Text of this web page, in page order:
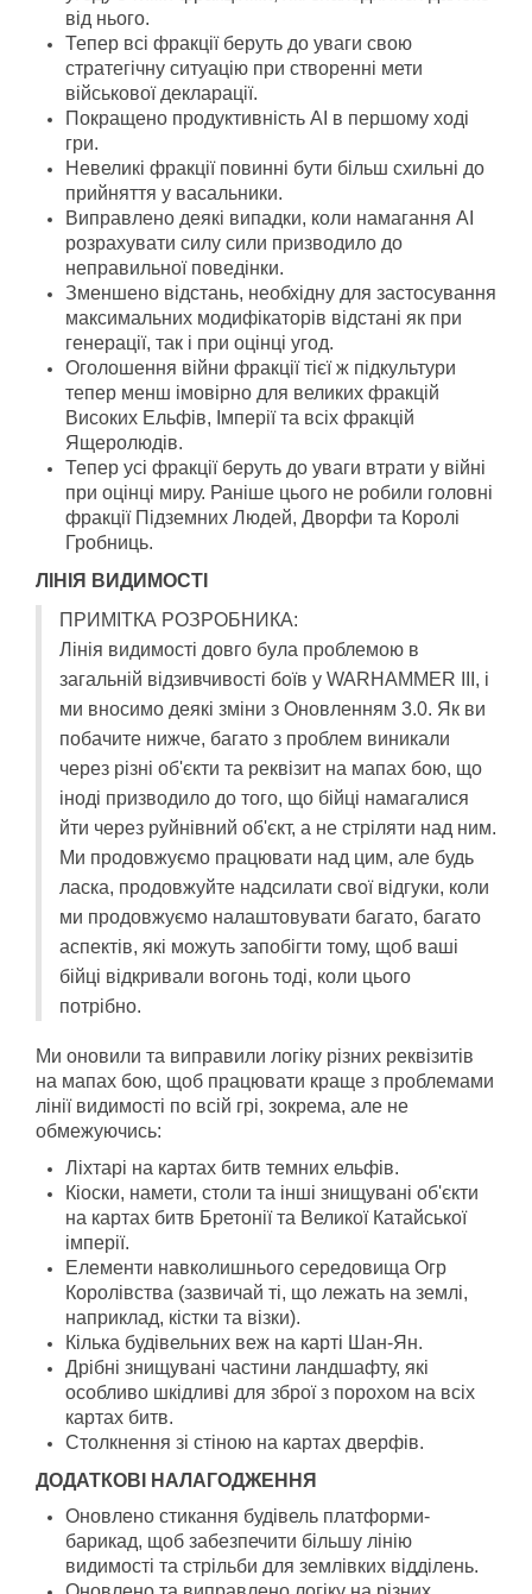
від нього.
Тепер всі фракції беруть до уваги свою
стратегічну ситуацію при створенні мети
військової декларації.
Покращено продуктивність AI в першому ході
гри.
Невеликі фракції повинні бути більш схильні до
прийняття у васальники.
Виправлено деякі випадки, коли намагання AI
розрахувати силу сили призводило до
неправильної поведінки.
Зменшено відстань, необхідну для застосування
максимальних модифікаторів відстані як при
генерації, так і при оцінці угод.
Оголошення війни фракції тієї ж підкультури
тепер менш імовірно для великих фракцій
Високих Ельфів, Імперії та всіх фракцій
Ящеролюдів.
Тепер усі фракції беруть до уваги втрати у війні
при оцінці миру. Раніше цього не робили головні
фракції Підземних Людей, Дворфи та Королі
Гробниць.
ЛІНІЯ ВИДИМОСТІ
ПРИМІТКА РОЗРОБНИКА:
Лінія видимості довго була проблемою в
загальній відзивчивості боїв у WARHAMMER III, і
ми вносимо деякі зміни з Оновленням 3.0. Як ви
побачите нижче, багато з проблем виникали
через різні об'єкти та реквізит на мапах бою, що
іноді призводило до того, що бійці намагалися
йти через руйнівний об'єкт, а не стріляти над ним.
Ми продовжуємо працювати над цим, але будь
ласка, продовжуйте надсилати свої відгуки, коли
ми продовжуємо налаштовувати багато, багато
аспектів, які можуть запобігти тому, щоб ваші
бійці відкривали вогонь тоді, коли цього
потрібно.
Ми оновили та виправили логіку різних реквізитів
на мапах бою, щоб працювати краще з проблемами
лінії видимості по всій грі, зокрема, але не
обмежуючись:
Ліхтарі на картах битв темних ельфів.
Кіоски, намети, столи та інші знищувані об'єкти
на картах битв Бретонії та Великої Катайської
імперії.
Елементи навколишнього середовища Огр
Королівства (зазвичай ті, що лежать на землі,
наприклад, кістки та візки).
Кілька будівельних веж на карті Шан-Ян.
Дрібні знищувані частини ландшафту, які
особливо шкідливі для зброї з порохом на всіх
картах битв.
Столкнення зі стіною на картах дверфів.
ДОДАТКОВІ НАЛАГОДЖЕННЯ
Оновлено стикання будівель платформи-
барикад, щоб забезпечити більшу лінію
видимості та стрільби для землівких відділень.